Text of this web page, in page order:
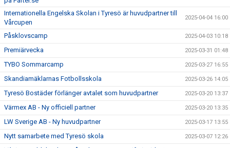
Internationella Engelska Skolan i Tyresö är huvudpartner till
Vårcupen
2025-04-04 16:00
Påsklovscamp 2025-04-03 10:18
Premiärvecka 2025-03-31 01:48
TYBO Sommarcamp 2025-03-27 16:55
Skandiamäklarnas Fotbollsskola 2025-03-26 14:05
Tyresö Bostäder förlänger avtalet som huvudpartner 2025-03-20 13:37
Värmex AB - Ny officiell partner 2025-03-20 13:35
LW Sverige AB - Ny huvudpartner 2025-03-17 13:55
Nytt samarbete med Tyresö skola 2025-03-07 12:26